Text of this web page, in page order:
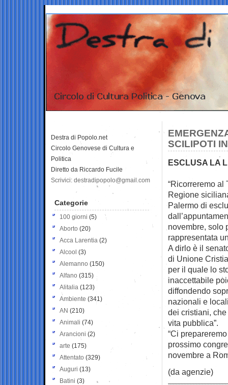
SCILIPOTI
ESCLUSA LA
“Ricorreremo al
Regione
Palermo di
novembre, solo
rappresentata
A dirlo è il
di Unione
per il quale lo
inaccettabile
diffondendo
nazionali e
dei cristiani,
vita pubblica”.
“Ci
prossimo
novembre a
(da agenzie)
Destra di Popolo.net
Circolo Genovese di Cultura e
Politica
Diretto da Riccardo Fucile
Scrivici: destradipopolo@gmail.com
Categorie
100 giorni (5)
Aborto (20)
Acca Larentia (2)
Alcool (3)
Alemanno (150)
Alfano (315)
Alitalia (123)
Ambiente (341)
AN (210)
Animali (74)
Arancioni (2)
arte (175)
Attentato (329)
Auguri (13)
Batini (3)